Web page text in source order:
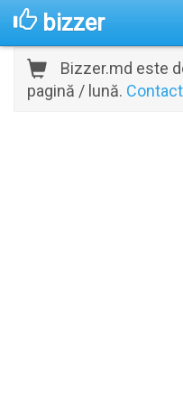
bizzer
Bizzer.md este
pagină / lună.